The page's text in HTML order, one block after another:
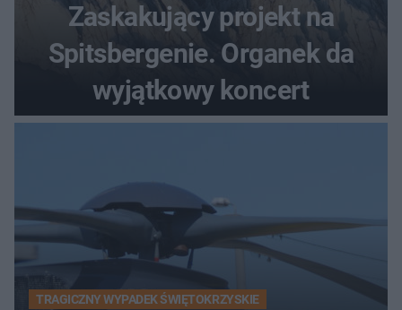
Zaskakujący projekt na
Spitsbergenie. Organek da
wyjątkowy koncert
TRAGICZNY WYPADEK ŚWIĘTOKRZYSKIE